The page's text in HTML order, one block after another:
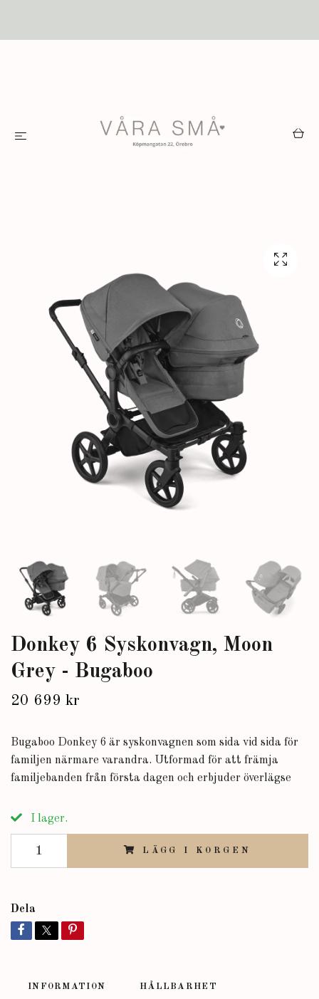
Donkey 6 Syskonvagn, Moon
Grey - Bugaboo
20 699 kr
Bugaboo Donkey 6 är syskonvagnen som sida vid sida för
familjen närmare varandra. Utformad för att främja
familjebanden från första dagen och erbjuder överlägse
I lager.
LÄGG I KORGEN
Dela
INFORMATION HÅLLBARHET